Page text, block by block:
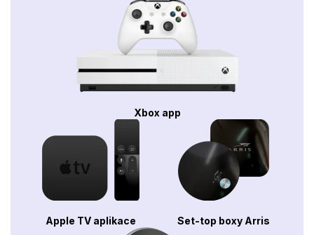
Xbox app
Apple TV aplikace Set-top boxy Arris